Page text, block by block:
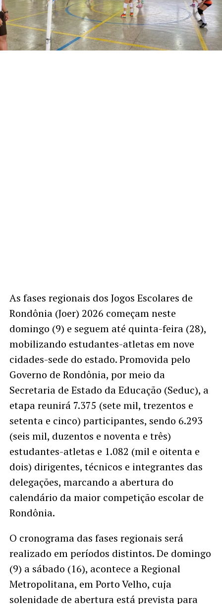
As fases regionais dos Jogos Escolares de
Rondônia (Joer) 2026 começam neste
domingo (9) e seguem até quinta-feira (28),
mobilizando estudantes-atletas em nove
cidades-sede do estado. Promovida pelo
Governo de Rondônia, por meio da
Secretaria de Estado da Educação (Seduc), a
etapa reunirá 7.375 (sete mil, trezentos e
setenta e cinco) participantes, sendo 6.293
(seis mil, duzentos e noventa e três)
estudantes-atletas e 1.082 (mil e oitenta e
dois) dirigentes, técnicos e integrantes das
delegações, marcando a abertura do
calendário da maior competição escolar de
Rondônia.
O cronograma das fases regionais será
realizado em períodos distintos. De domingo
(9) a sábado (16), acontece a Regional
Metropolitana, em Porto Velho, cuja
solenidade de abertura está prevista para